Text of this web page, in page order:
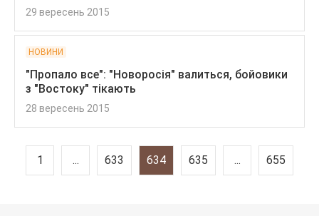
29 вересень 2015
НОВИНИ
"Пропало все": "Новоросія" валиться, бойовики
з "Востоку" тікають
28 вересень 2015
1 ... 633 634 635 ... 655